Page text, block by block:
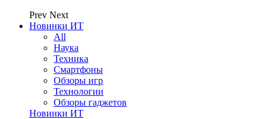
Prev Next
Новинки ИТ
All
Наука
Техника
Смартфоны
Обзоры игр
Технологии
Обзоры гаджетов
Новинки ИТ